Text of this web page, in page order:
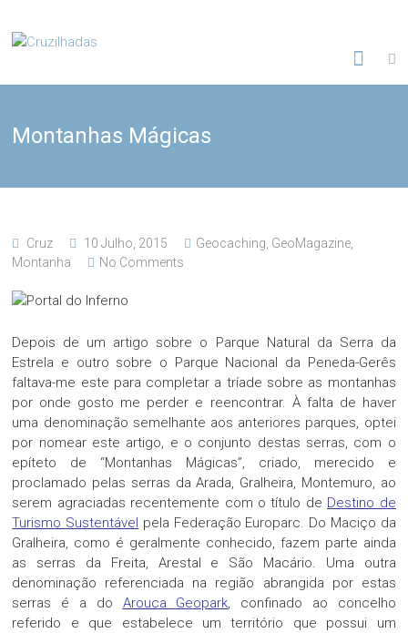
content
Cruzilhadas
Montanhas Mágicas
Cruz 10 Julho, 2015 Geocaching GeoMagazine
Montanha
No Comments
Depois de um artigo sobre o Parque Natural da Serra da
Estrela e outro sobre o Parque Nacional da Peneda-Gerês
faltava-me este para completar a tríade sobre as montanhas
por onde gosto me perder e reencontrar. À falta de haver
uma denominação semelhante aos anteriores parques, optei
por nomear este artigo, e o conjunto destas serras, com o
epíteto de “Montanhas Mágicas”, criado, merecido e
proclamado pelas serras da Arada, Gralheira, Montemuro, ao
serem agraciadas recentemente com o título de Destino de
Turismo Sustentável pela Federação Europarc. Do Maciço da
Gralheira, como é geralmente conhecido, fazem parte ainda
as serras da Freita, Arestal e São Macário. Uma outra
denominação referenciada na região abrangida por estas
serras é a do Arouca Geopark, confinado ao concelho
referido e que estabelece um território que possui um